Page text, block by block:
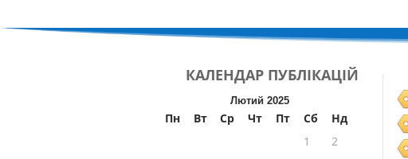
КАЛЕНДАР ПУБЛІКАЦІЙ
Лютий 2025
Пн Вт Ср Чт Пт Сб
Нд
1
2